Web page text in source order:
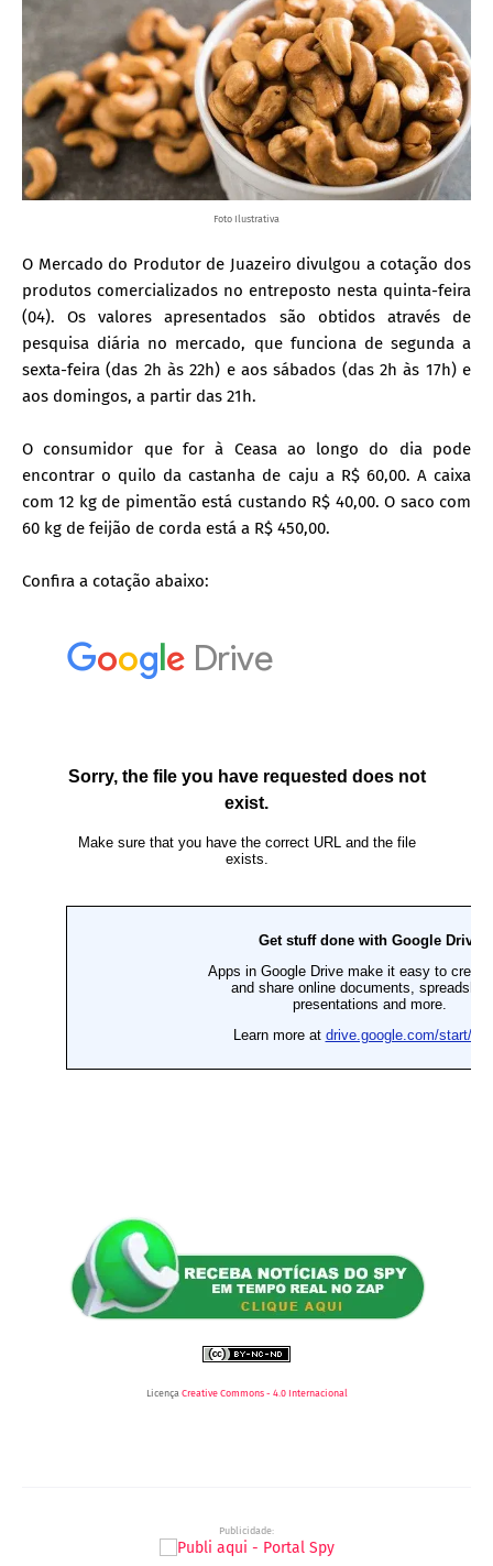
Foto Ilustrativa
O Mercado do Produtor de Juazeiro divulgou a cotação dos
produtos comercializados no entreposto nesta quinta-feira
(04). Os valores apresentados são obtidos através de
pesquisa diária no mercado, que funciona de segunda a
sexta-feira (das 2h às 22h) e aos sábados (das 2h às 17h) e
aos domingos, a partir das 21h.
O consumidor que for à Ceasa ao longo do dia pode
encontrar o quilo da castanha de caju a R$ 60,00. A caixa
com 12 kg de pimentão está custando R$ 40,00. O saco com
60 kg de feijão de corda está a R$ 450,00.
Confira a cotação abaixo:
Licença Creative Commons - 4.0 Internacional
Publicidade: